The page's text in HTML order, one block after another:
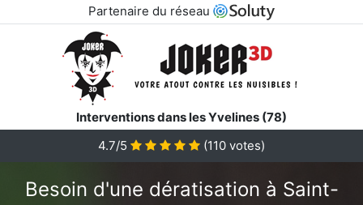
Partenaire du réseau
Interventions dans les Yvelines (78)
4.7/5 (110 votes)
Besoin d'une dératisation à Saint-